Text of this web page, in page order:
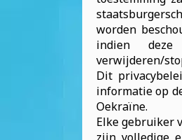
worden
indien
verwijderen/
Dit
informatie op
Oekraïne.
Elke gebruiker